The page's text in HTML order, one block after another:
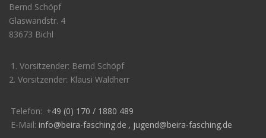
Bernd Schöpf
Glaswandstr. 4
83673 Bichl
1. Vorsitzender: Bernd Schöpf
2. Vorsitzender: Klausi Waldherr
Telefon: +49 (0) 170 / 1880 489
E-Mail: info@beira-fasching.de , jugend@beira-fasching.de